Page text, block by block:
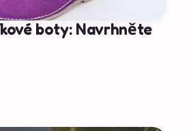
boty: Navrhněte